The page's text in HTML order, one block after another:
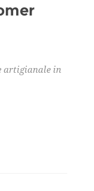
artigianale in